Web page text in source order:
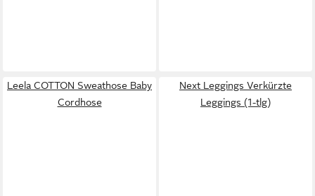
Leela COTTON Sweathose Baby
Cordhose
Next Leggings Verkürzte
Leggings (1-tlg)